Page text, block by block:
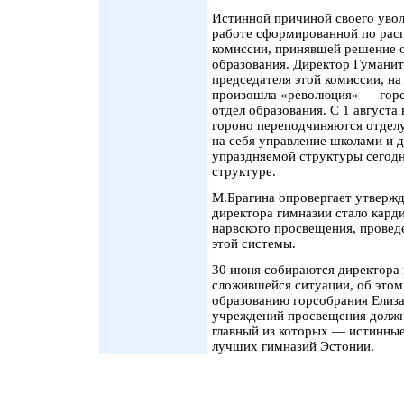
Истинной причиной своего
работе сформированной по
комиссии, принявшей решение
образования. Директор
председателя этой комиссии,
произошла «революция» —
отдел образования. С 1
гороно переподчиняются
на себя управление школами и
упраздняемой структуры
структуре.
М.Брагина опровергает
директора гимназии стало
нарвского просвещения,
этой системы.
30 июня собираются
сложившейся ситуации, об
образованию горсобрания
учреждений просвещения
главный из которых —
лучших гимназий Эстонии.